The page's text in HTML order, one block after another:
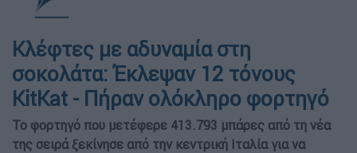
Κλέφτες με αδυναμία στη
σοκολάτα: Έκλεψαν 12 τόνους
KitKat - Πήραν ολόκληρο φορτηγό
Το φορτηγό που μετέφερε 413.793 μπάρες από τη νέα
της σειρά ξεκίνησε από την κεντρική Ιταλία για να